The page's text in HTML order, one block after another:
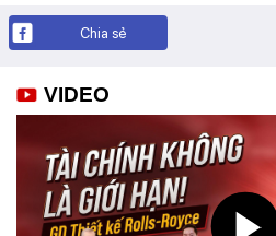
Chia sẻ
VIDEO